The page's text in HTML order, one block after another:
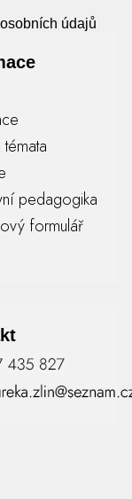
údajů
pedagogika
formulář